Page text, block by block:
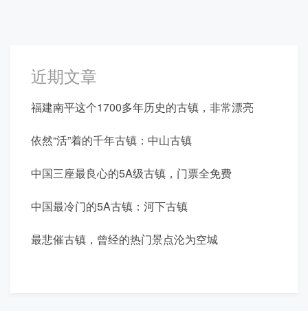
近期文章
福建南平这个1700多年历史的古镇，非常漂亮
依然“活”着的千年古镇：中山古镇
中国三座最良心的5A级古镇，门票全免费
中国最冷门的5A古镇：河下古镇
最悲催古镇，曾经的热门景点沦为空城